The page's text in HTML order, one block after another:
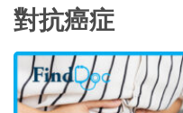
對抗癌症